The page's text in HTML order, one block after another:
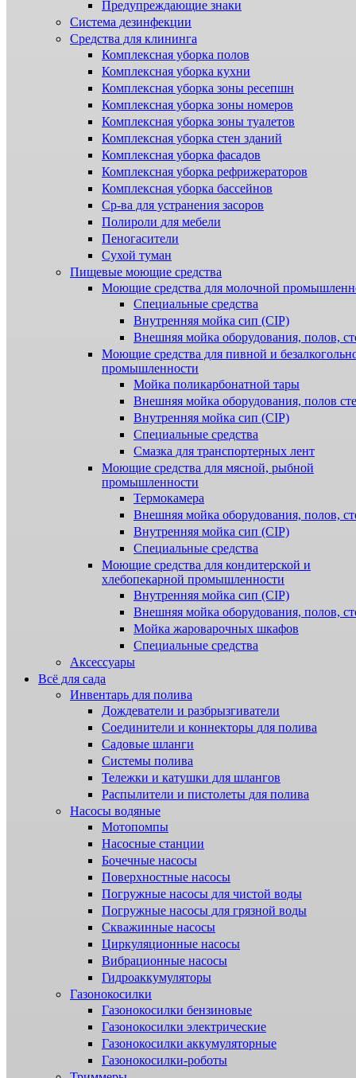
Предупреждающие знаки
Система дезинфекции
Cредства для клининга
Комплексная уборка полов
Комплексная уборка кухни
Комплексная уборка зоны ресепшн
Комплексная уборка зоны номеров
Комплексная уборка зоны туалетов
Комплексная уборка стен зданий
Комплексная уборка фасадов
Комплексная уборка рефрижераторов
Комплексная уборка бассейнов
Ср-ва для устранения засоров
Полироли для мебели
Пеногасители
Сухой туман
Пищевые моющие средства
Моющие средства для молочной
Специальные средства
Внутренняя мойка сип (CIP)
Внешняя мойка оборудования, полов,
Моющие средства для пивной и
промышленности
Мойка поликарбонатной тары
Внешняя мойка оборудования, полов
Внутренняя мойка сип (CIP)
Специальные средства
Смазка для транспортерных лент
Моющие средства для мясной, рыбной
промышленности
Термокамера
Внешняя мойка оборудования, полов,
Внутренняя мойка сип (CIP)
Специальные средства
Моющие средства для кондитерской и
хлебопекарной промышленности
Внутренняя мойка сип (CIP)
Внешняя мойка оборудования, полов,
Мойка жароварочных шкафов
Специальные средства
Аксессуары
Всё для сада
Инвентарь для полива
Дождеватели и разбрызгиватели
Соединители и коннекторы для полива
Садовые шланги
Системы полива
Тележки и катушки для шлангов
Распылители и пистолеты для полива
Насосы водяные
Мотопомпы
Насосные станции
Бочечные насосы
Поверхностные насосы
Погружные насосы для чистой воды
Погружные насосы для грязной воды
Скважинные насосы
Циркуляционные насосы
Вибрационные насосы
Гидроаккумуляторы
Газонокосилки
Газонокосилки бензиновые
Газонокосилки электрические
Газонокосилки аккумуляторные
Газонокосилки-роботы